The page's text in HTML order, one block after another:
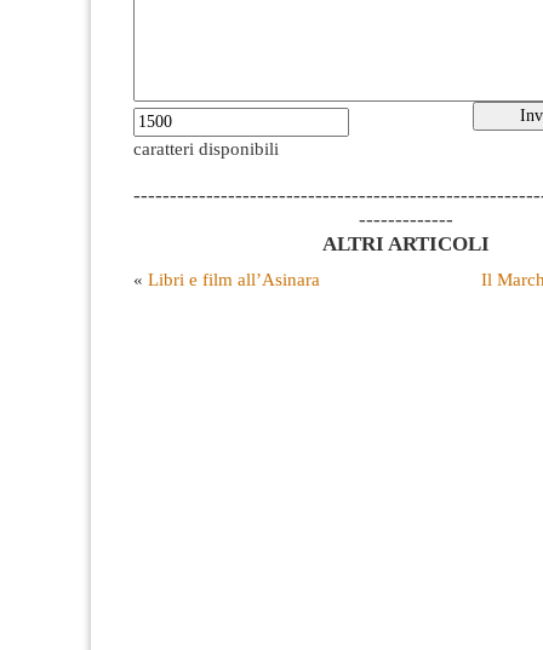
caratteri disponibili
-------------
ALTRI ARTICOLI
« Libri e film all’Asinara Il